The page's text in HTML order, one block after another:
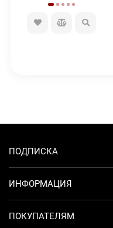
ПОДПИСКА
ИНФОРМАЦИЯ
ПОКУПАТЕЛЯМ